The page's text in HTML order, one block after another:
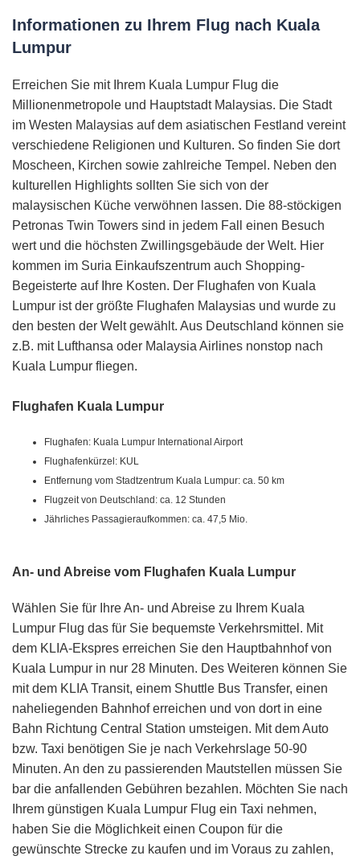
Informationen zu Ihrem Flug nach Kuala
Lumpur
Erreichen Sie mit Ihrem Kuala Lumpur Flug die
Millionenmetropole und Hauptstadt Malaysias. Die Stadt
im Westen Malaysias auf dem asiatischen Festland vereint
verschiedene Religionen und Kulturen. So finden Sie dort
Moscheen, Kirchen sowie zahlreiche Tempel. Neben den
kulturellen Highlights sollten Sie sich von der
malaysischen Küche verwöhnen lassen. Die 88-stöckigen
Petronas Twin Towers sind in jedem Fall einen Besuch
wert und die höchsten Zwillingsgebäude der Welt. Hier
kommen im Suria Einkaufszentrum auch Shopping-
Begeisterte auf Ihre Kosten. Der Flughafen von Kuala
Lumpur ist der größte Flughafen Malaysias und wurde zu
den besten der Welt gewählt. Aus Deutschland können sie
z.B. mit Lufthansa oder Malaysia Airlines nonstop nach
Kuala Lumpur fliegen.
Flughafen Kuala Lumpur
Flughafen: Kuala Lumpur International Airport
Flughafenkürzel: KUL
Entfernung vom Stadtzentrum Kuala Lumpur: ca. 50 km
Flugzeit von Deutschland: ca. 12 Stunden
Jährliches Passagieraufkommen: ca. 47,5 Mio.
An- und Abreise vom Flughafen Kuala Lumpur
Wählen Sie für Ihre An- und Abreise zu Ihrem Kuala
Lumpur Flug das für Sie bequemste Verkehrsmittel. Mit
dem KLIA-Ekspres erreichen Sie den Hauptbahnhof von
Kuala Lumpur in nur 28 Minuten. Des Weiteren können Sie
mit dem KLIA Transit, einem Shuttle Bus Transfer, einen
naheliegenden Bahnhof erreichen und von dort in eine
Bahn Richtung Central Station umsteigen. Mit dem Auto
bzw. Taxi benötigen Sie je nach Verkehrslage 50-90
Minuten. An den zu passierenden Mautstellen müssen Sie
bar die anfallenden Gebühren bezahlen. Möchten Sie nach
Ihrem günstigen Kuala Lumpur Flug ein Taxi nehmen,
haben Sie die Möglichkeit einen Coupon für die
gewünschte Strecke zu kaufen und im Voraus zu zahlen,